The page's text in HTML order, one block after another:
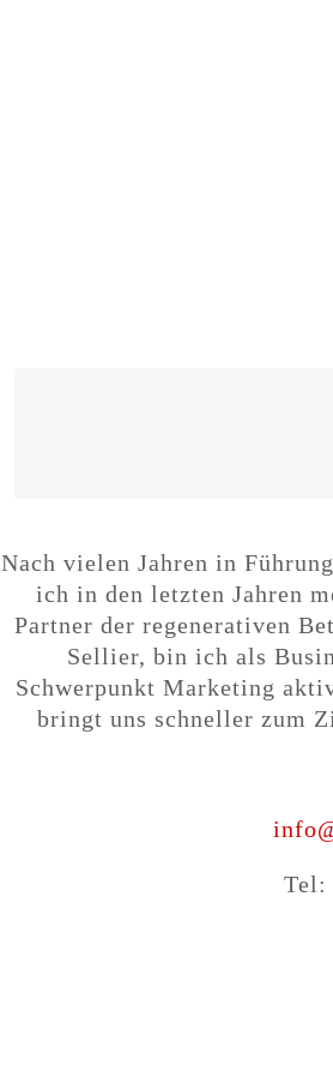
Nach vielen Jahren in
ich in den letzten Jahren
Partner der regenerativen
Sellier, bin ich als
Schwerpunkt Marketing
bringt uns schneller zum
Tel: